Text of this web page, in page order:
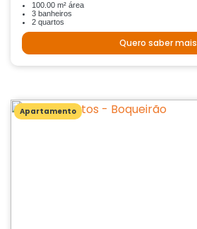
100.00 m² área
3 banheiros
2 quartos
Quero saber mais
Apartamento